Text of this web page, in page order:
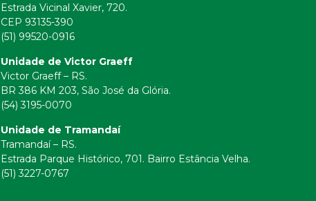
Estrada Vicinal Xavier, 720.
CEP 93135-390
(51) 99520-0916
Unidade de Victor Graeff
Victor Graeff – RS.
BR 386 KM 203, São José da Glória.
(54) 3195-0070
Unidade de Tramandaí
Tramandaí – RS.
Estrada Parque Histórico, 701. Bairro Estância Velha.
(51) 3227-0767